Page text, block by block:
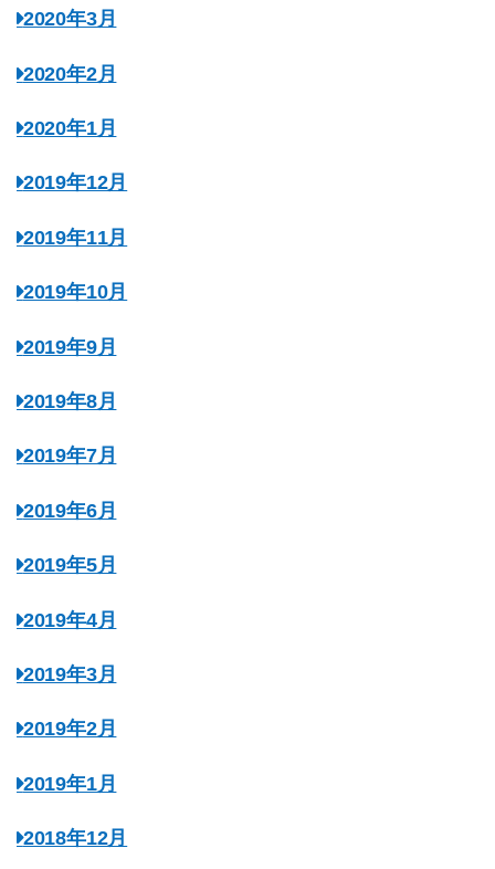
2020年3月
2020年2月
2020年1月
2019年12月
2019年11月
2019年10月
2019年9月
2019年8月
2019年7月
2019年6月
2019年5月
2019年4月
2019年3月
2019年2月
2019年1月
2018年12月